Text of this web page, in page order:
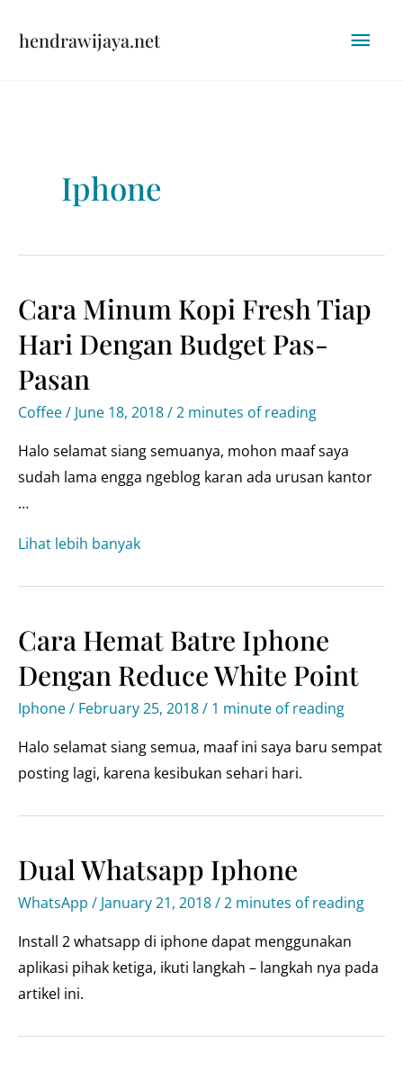
hendrawijaya.net
Iphone
Cara Minum Kopi Fresh Tiap
Hari Dengan Budget Pas-
Pasan
Coffee/ June 18, 2018/2 minutes of reading
Halo selamat siang semuanya, mohon maaf saya
sudah lama engga ngeblog karan ada urusan kantor
…
Cara
tiap
hari
dengan
pas-
pasan
Lihat lebih banyak
Cara Hemat Batre Iphone
Dengan Reduce White Point
Iphone/ February 25, 2018/ 1 minute of reading
Halo selamat siang semua, maaf ini saya baru sempat
posting lagi, karena kesibukan sehari hari.
Dual Whatsapp Iphone
WhatsApp / January 21, 2018/2 minutes of reading
Install 2 whatsapp di iphone dapat menggunakan
aplikasi pihak ketiga, ikuti langkah – langkah nya pada
artikel ini.